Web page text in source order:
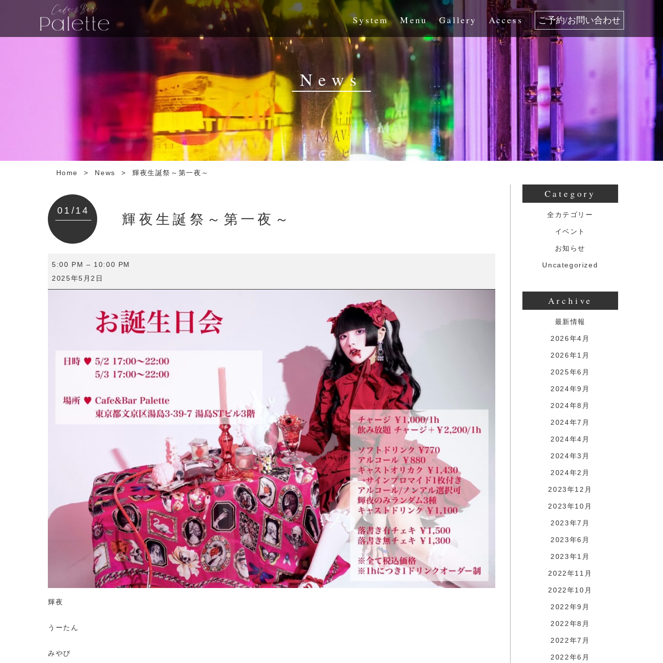
System Menu Gallery Access ご予約/お問い合わせ
News
Home > News > 輝夜生誕祭～第一夜～
01/14
輝夜生誕祭～第一夜～
輝
夜
生
5:00 PM – 10:00 PM
2025年5月2日
輝夜
うーたん
みやび
Category
全カテゴリー
イベント
お知らせ
Uncategorized
Archive
最新情報
2026年4月
2026年1月
2025年6月
2024年9月
2024年8月
2024年7月
2024年4月
2024年3月
2024年2月
2023年12月
2023年10月
2023年7月
2023年6月
2023年1月
2022年11月
2022年10月
2022年9月
2022年8月
2022年7月
2022年6月